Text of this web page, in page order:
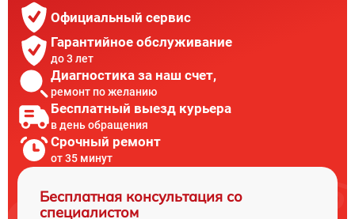
Официальный сервис
Гарантийное обслуживание
до 3 лет
Диагностика за наш счет,
ремонт по желанию
Бесплатный выезд курьера
в день обращения
Срочный ремонт
от 35 минут
Бесплатная консультация со
специалистом